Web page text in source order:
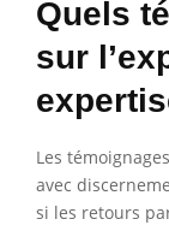
Quels
sur
Les
avec
si les retours